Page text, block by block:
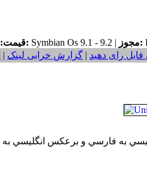
قیمت:بستر های نرم افزاری مورد نیاز: Symbian Os 9.1 - 9.2 | مجوز:
فایل رای دهید | گزارش خرابی لینک |